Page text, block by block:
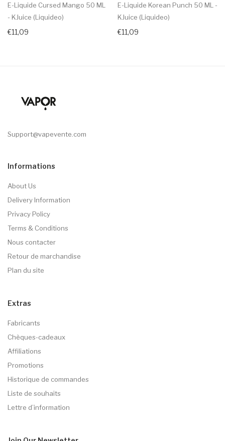
E-Liquide Cursed Mango 50 ML
- KJuice (Liquideo)
€11,09
E-Liquide Korean Punch 50 ML -
KJuice (Liquideo)
€11,09
Support@vapevente.com
Informations
About Us
Delivery Information
Privacy Policy
Terms & Conditions
Nous contacter
Retour de marchandise
Plan du site
Extras
Fabricants
Chèques-cadeaux
Affiliations
Promotions
Historique de commandes
Liste de souhaits
Lettre d’information